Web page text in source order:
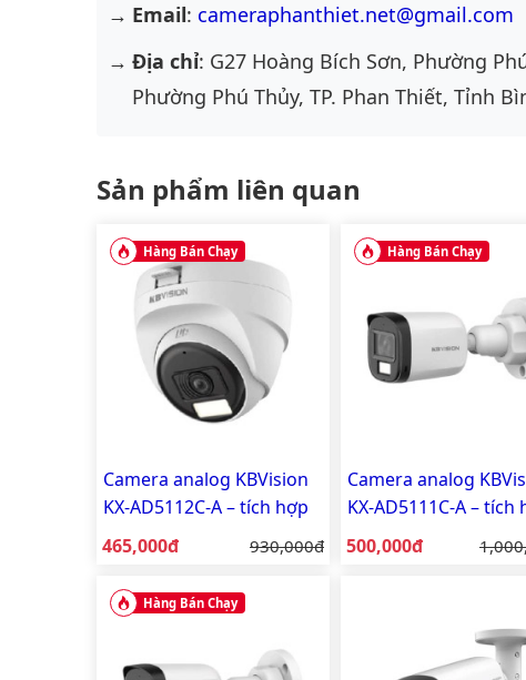
Email: cameraphanthiet.net@gmail.com
Địa chỉ: G27 Hoàng Bích Sơn, Phường
Phường Phú Thủy, TP. Phan Thiết, Tỉnh
Sản phẩm liên quan
Hàng Bán Chạy
Camera analog KBVision
KX-AD5112C-A – tích hợp
mic, vỏ nhựa
Giá bán:
465,000đ Giá gốc:
930,000đ
Hàng Bán Chạy
Camera analog
KX-AD5111C-A – tích
mic, vỏ nhựa
Giá bán:
500,000đ Giá
Hàng Bán Chạy